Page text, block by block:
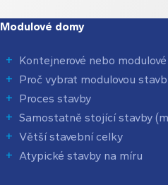
Modulové domy
Kontejnerové nebo
Proč vybrat modulovou
Proces stavby
Samostatně stojící stavby
Větší stavební celky
Atypické stavby na míru